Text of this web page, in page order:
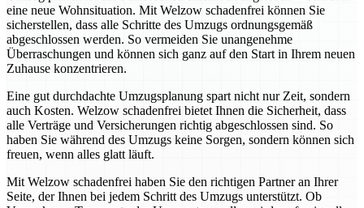
eine neue Wohnsituation. Mit Welzow schadenfrei können Sie
sicherstellen, dass alle Schritte des Umzugs ordnungsgemäß
abgeschlossen werden. So vermeiden Sie unangenehme
Überraschungen und können sich ganz auf den Start in Ihrem neuen
Zuhause konzentrieren.
Eine gut durchdachte Umzugsplanung spart nicht nur Zeit, sondern
auch Kosten. Welzow schadenfrei bietet Ihnen die Sicherheit, dass
alle Verträge und Versicherungen richtig abgeschlossen sind. So
haben Sie während des Umzugs keine Sorgen, sondern können sich
freuen, wenn alles glatt läuft.
Mit Welzow schadenfrei haben Sie den richtigen Partner an Ihrer
Seite, der Ihnen bei jedem Schritt des Umzugs unterstützt. Ob